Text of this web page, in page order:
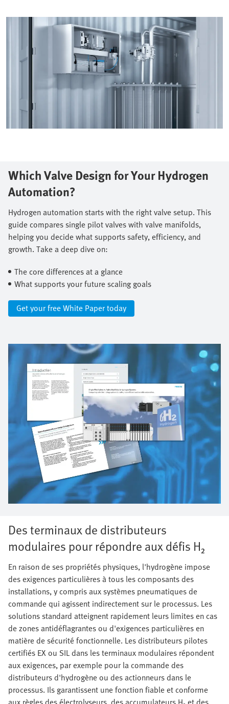
Which Valve Design for Your Hydrogen
Automation?​
Hydrogen automation starts with the right valve setup. This
guide compares single pilot valves with valve manifolds,
helping you decide what supports safety, efficiency, and
growth. Take a deep dive on: ​
The core differences at a glance ​
What supports your future scaling goals
Get your free White Paper today
Des terminaux de distributeurs
modulaires pour répondre aux défis H₂
En raison de ses propriétés physiques, l'hydrogène impose
des exigences particulières à tous les composants des
installations, y compris aux systèmes pneumatiques de
commande qui agissent indirectement sur le processus. Les
solutions standard atteignent rapidement leurs limites en cas
de zones antidéflagrantes ou d'exigences particulières en
matière de sécurité fonctionnelle. Les distributeurs pilotes
certifiés EX ou SIL dans les terminaux modulaires répondent
aux exigences, par exemple pour la commande des
distributeurs d'hydrogène ou des actionneurs dans le
processus. Ils garantissent une fonction fiable et conforme